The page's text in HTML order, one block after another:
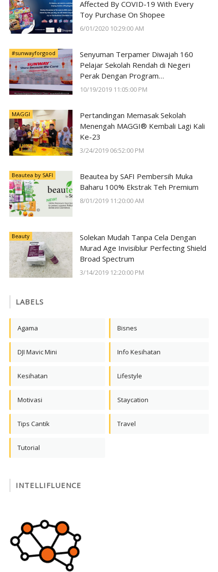
Affected By COVID-19 With Every
Toy Purchase On Shopee
6/01/2020 10:29:00 AM
#sunwayforgood
Senyuman Terpamer Diwajah 160
Pelajar Sekolah Rendah di Negeri
Perak Dengan Program
#SunwayForGood Deepavali Cheer di
10/19/2019 11:05:00 PM
MAGGI
Pertandingan Memasak Sekolah
Menengah MAGGI® Kembali Lagi Kali
Ke-23
3/24/2019 06:52:00 PM
Beautea by SAFI
Beautea by SAFI Pembersih Muka
Baharu 100% Ekstrak Teh Premium
8/01/2019 11:20:00 AM
Beauty
Solekan Mudah Tanpa Cela Dengan
Murad Age Invisiblur Perfecting Shield
Broad Spectrum
3/14/2019 12:20:00 PM
LABELS
Agama Bisnes
DJI Mavic Mini Info Kesihatan
Kesihatan Lifestyle
Motivasi Staycation
Tips Cantik Travel
Tutorial
INTELLIFLUENCE